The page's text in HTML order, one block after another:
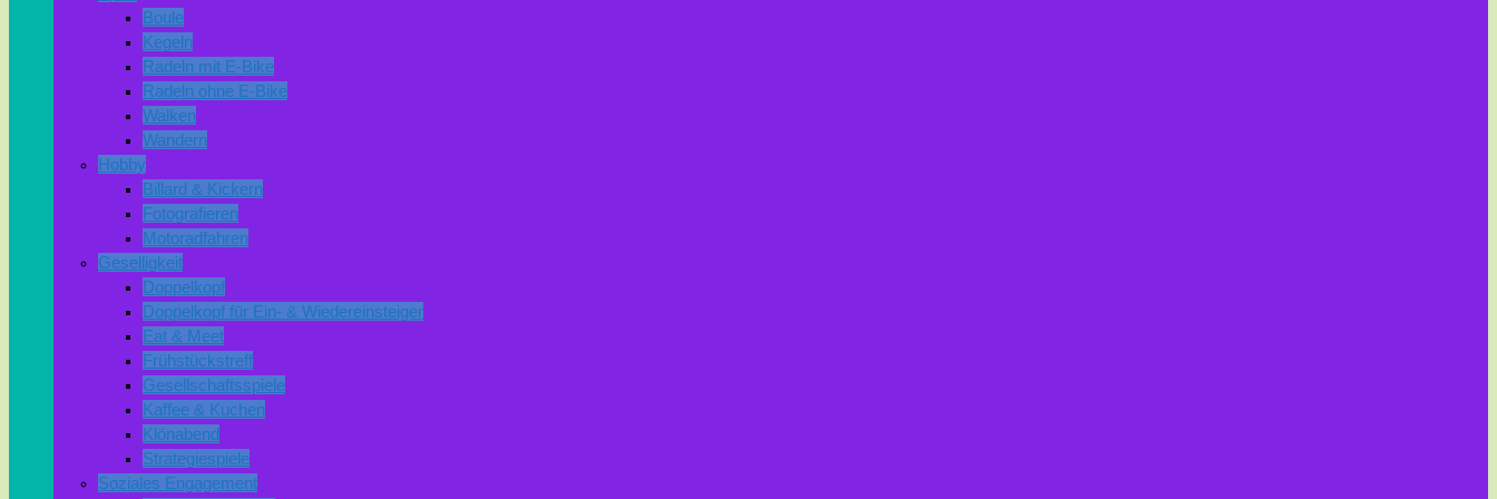
Boule
Kegeln
Radeln mit E-Bike
Radeln ohne E-Bike
Walken
Wandern
Hobby
Billard & Kickern
Fotografieren
Motoradfahren
Geselligkeit
Doppelkopf
Doppelkopf für Ein- & Wiedereinsteiger
Eat & Meet
Frühstückstreff
Gesellschaftsspiele
Kaffee & Kuchen
Klönabend
Strategiespiele
Soziales Engagement